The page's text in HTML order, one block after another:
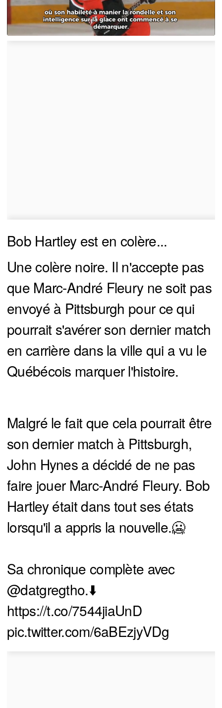
Bob Hartley est en colère...
Une colère noire. Il n'accepte pas
que Marc-André Fleury ne soit pas
envoyé à Pittsburgh pour ce qui
pourrait s'avérer son dernier match
en carrière dans la ville qui a vu le
Québécois marquer l'histoire.
Malgré le fait que cela pourrait être
son dernier match à Pittsburgh,
John Hynes a décidé de ne pas
faire jouer Marc-André Fleury. Bob
Hartley était dans tout ses états
lorsqu'il a appris la nouvelle.🥶
Sa chronique complète avec
@datgregtho.⬇️
https://t.co/7544jiaUnD
pic.twitter.com/6aBEzjyVDg